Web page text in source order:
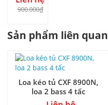
900.000₫
Sản phẩm liên quan
Loa kéo tủ CXF 8900N,
loa 2 bass 4 tấc